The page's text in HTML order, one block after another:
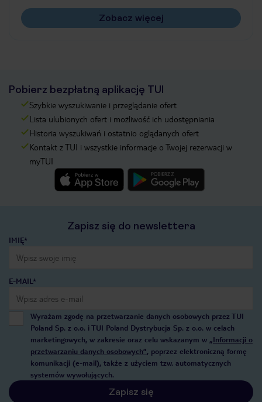
Zobacz więcej
Pobierz bezpłatną aplikację TUI
Szybkie wyszukiwanie i przeglądanie ofert
Lista ulubionych ofert i możliwość ich udostępniania
Historia wyszukiwań i ostatnio oglądanych ofert
Kontakt z TUI i wszystkie informacje o Twojej rezerwacji w
myTUI
Zapisz się do newslettera
IMIĘ*
E-MAIL*
Wyrażam zgodę na przetwarzanie danych osobowych przez TUI
Poland Sp. z o.o. i TUI Poland Dystrybucja Sp. z o.o. w celach
marketingowych, w zakresie oraz celu wskazanym w „Informacji o
przetwarzaniu danych osobowych”, poprzez elektroniczną formę
komunikacji (e-mail), także z użyciem tzw. automatycznych
systemów wywołujących.
Zapisz się